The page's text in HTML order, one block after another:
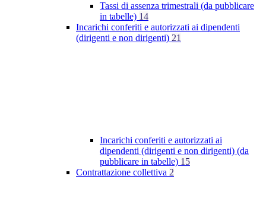
Tassi di assenza trimestrali (da pubblicare
in tabelle) 14
Incarichi conferiti e autorizzati ai dipendenti
(dirigenti e non dirigenti) 21
Incarichi conferiti e autorizzati ai
dipendenti (dirigenti e non dirigenti) (da
pubblicare in tabelle) 15
Contrattazione collettiva 2